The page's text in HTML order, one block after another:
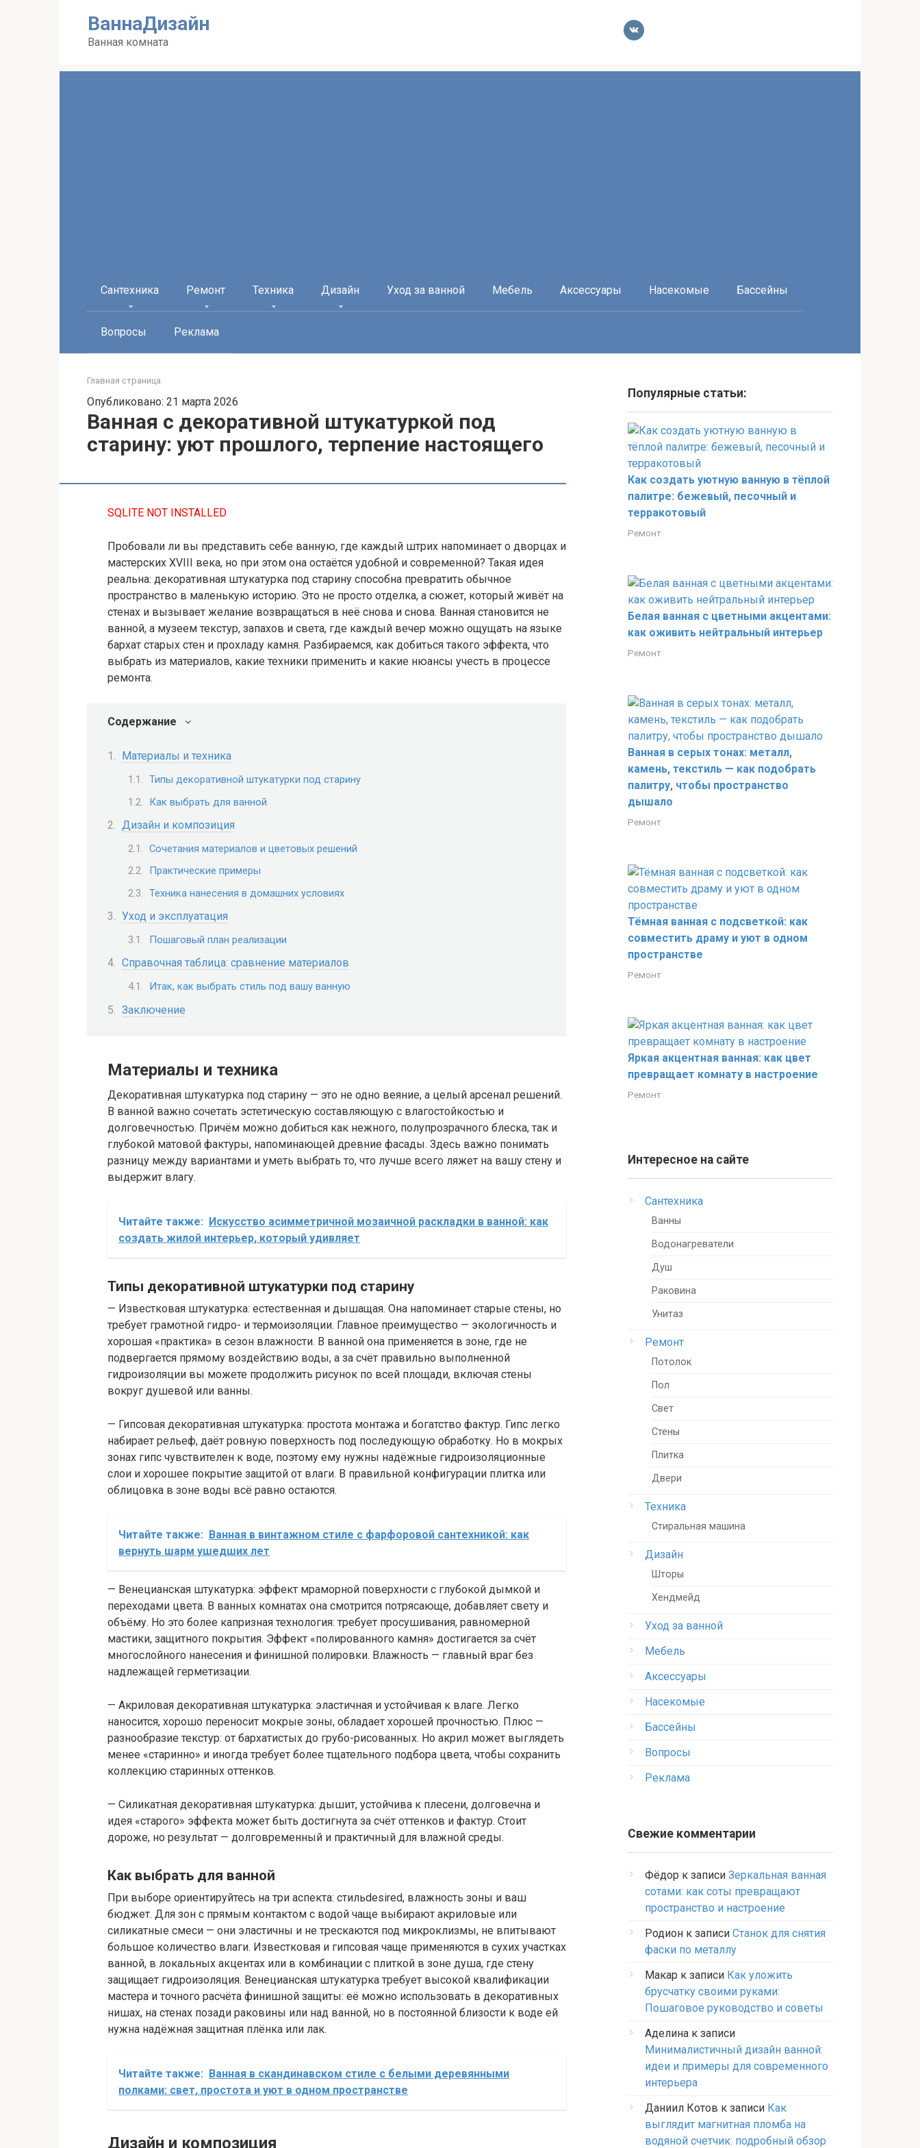
ВаннаДизайн
Ванная комната
Сантехника Ремонт Техника Дизайн Уход за ванной Мебель Аксессуары Насекомые Бассейны
Вопросы Реклама
Главная страница
Опубликовано: 21 марта 2026
Ванная с декоративной штукатуркой под
старину: уют прошлого, терпение настоящего
SQLITE NOT INSTALLED
Пробовали ли вы представить себе ванную, где каждый штрих напоминает о дворцах и
мастерских XVIII века, но при этом она остаётся удобной и современной? Такая идея
реальна: декоративная штукатурка под старину способна превратить обычное
пространство в маленькую историю. Это не просто отделка, а сюжет, который живёт на
стенах и вызывает желание возвращаться в неё снова и снова. Ванная становится не
ванной, а музеем текстур, запахов и света, где каждый вечер можно ощущать на языке
бархат старых стен и прохладу камня. Разбираемся, как добиться такого эффекта, что
выбрать из материалов, какие техники применить и какие нюансы учесть в процессе
ремонта.
Содержание
Материалы и техника
Типы декоративной штукатурки под старину
Как выбрать для ванной
Дизайн и композиция
Сочетания материалов и цветовых решений
Практические примеры
Техника нанесения в домашних условиях
Уход и эксплуатация
Пошаговый план реализации
Справочная таблица: сравнение материалов
Итак, как выбрать стиль под вашу ванную
Заключение
Материалы и техника
Декоративная штукатурка под старину — это не одно веяние, а целый арсенал решений.
В ванной важно сочетать эстетическую составляющую с влагостойкостью и
долговечностью. Причём можно добиться как нежного, полупрозрачного блеска, так и
глубокой матовой фактуры, напоминающей древние фасады. Здесь важно понимать
разницу между вариантами и уметь выбрать то, что лучше всего ляжет на вашу стену и
выдержит влагу.
Читайте также: Искусство асимметричной мозаичной раскладки в ванной: как
создать жилой интерьер, который удивляет
Типы декоративной штукатурки под старину
— Известковая штукатурка: естественная и дышащая. Она напоминает старые стены, но
требует грамотной гидро- и термоизоляции. Главное преимущество — экологичность и
хорошая «практика» в сезон влажности. В ванной она применяется в зоне, где не
подвергается прямому воздействию воды, а за счёт правильно выполненной
гидроизоляции вы можете продолжить рисунок по всей площади, включая стены
вокруг душевой или ванны.
— Гипсовая декоративная штукатурка: простота монтажа и богатство фактур. Гипс легко
набирает рельеф, даёт ровную поверхность под последующую обработку. Но в мокрых
зонах гипс чувствителен к воде, поэтому ему нужны надёжные гидроизоляционные
слои и хорошее покрытие защитой от влаги. В правильной конфигурации плитка или
облицовка в зоне воды всё равно остаются.
Читайте также:
Ванная в винтажном стиле с фарфоровой сантехникой: как
вернуть шарм ушедших лет
— Венецианская штукатурка: эффект мраморной поверхности с глубокой дымкой и
переходами цвета. В ванных комнатах она смотрится потрясающе, добавляет свету и
объёму. Но это более капризная технология: требует просушивания, равномерной
мастики, защитного покрытия. Эффект «полированного камня» достигается за счёт
многослойного нанесения и финишной полировки. Влажность — главный враг без
надлежащей герметизации.
— Акриловая декоративная штукатурка: эластичная и устойчивая к влаге. Легко
наносится, хорошо переносит мокрые зоны, обладает хорошей прочностью. Плюс —
разнообразие текстур: от бархатистых до грубо-рисованных. Но акрил может выглядеть
менее «старинно» и иногда требует более тщательного подбора цвета, чтобы сохранить
коллекцию старинных оттенков.
— Силикатная декоративная штукатурка: дышит, устойчива к плесени, долговечна и
идея «старого» эффекта может быть достигнута за счёт оттенков и фактур. Стоит
дороже, но результат — долговременный и практичный для влажной среды.
Как выбрать для ванной
При выборе ориентируйтесь на три аспекта: стильdesired, влажность зоны и ваш
бюджет. Для зон с прямым контактом с водой чаще выбирают акриловые или
силикатные смеси — они эластичны и не трескаются под микроклизмы, не впитывают
большое количество влаги. Известковая и гипсовая чаще применяются в сухих участках
ванной, в локальных акцентах или в комбинации с плиткой в зоне душа, где стену
защищает гидроизоляция. Венецианская штукатурка требует высокой квалификации
мастера и точного расчёта финишной защиты: её можно использовать в декоративных
нишах, на стенах позади раковины или над ванной, но в постоянной близости к воде ей
нужна надёжная защитная плёнка или лак.
Читайте также: Ванная в скандинавском стиле с белыми деревянными
полками: свет, простота и уют в одном пространстве
Дизайн и композиция
Популярные статьи:
Как создать уютную ванную в тёплой
палитре: бежевый, песочный и
терракотовый
Ремонт
Белая ванная с цветными акцентами:
как оживить нейтральный интерьер
Ремонт
Ванная в серых тонах: металл,
камень, текстиль — как подобрать
палитру, чтобы пространство
дышало
Ремонт
Тёмная ванная с подсветкой: как
совместить драму и уют в одном
пространстве
Ремонт
Яркая акцентная ванная: как цвет
превращает комнату в настроение
Ремонт
Интересное на сайте
Сантехника
Ванны
Водонагреватели
Душ
Раковина
Унитаз
Ремонт
Потолок
Пол
Свет
Стены
Плитка
Двери
Техника
Стиральная машина
Дизайн
Шторы
Хендмейд
Уход за ванной
Мебель
Аксессуары
Насекомые
Бассейны
Вопросы
Реклама
Свежие комментарии
Фёдор к записи Зеркальная ванная
сотами: как соты превращают
пространство и настроение
Родион к записи Станок для снятия
фаски по металлу
Макар к записи Как уложить
брусчатку своими руками:
Пошаговое руководство и советы
Аделина к записи
Минималистичный дизайн ванной:
идеи и примеры для современного
интерьера
Даниил Котов к записи Как
выглядит магнитная пломба на
водяной счетчик: подробный обзор